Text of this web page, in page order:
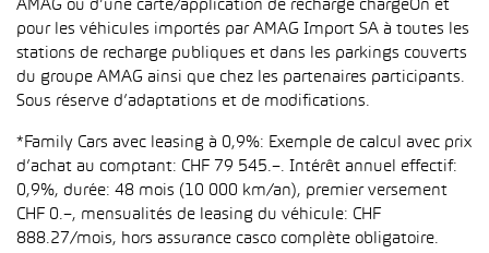
AMAG ou d’une carte/application de recharge chargeOn et
pour les véhicules importés par AMAG Import SA à toutes les
stations de recharge publiques et dans les parkings couverts
du groupe AMAG ainsi que chez les partenaires participants.
Sous réserve d’adaptations et de modifications.
*Family Cars avec leasing à 0,9%: Exemple de calcul avec prix
d’achat au comptant: CHF 79 545.–. Intérêt annuel effectif:
0,9%, durée: 48 mois (10 000 km/an), premier versement
CHF 0.–, mensualités de leasing du véhicule: CHF
888.27/mois, hors assurance casco complète obligatoire.